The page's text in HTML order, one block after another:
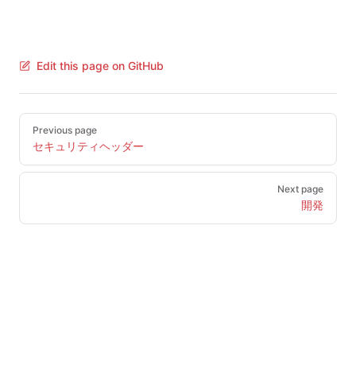
Edit this page on GitHub
Pager
Previous page
セキュリティヘッダー
Next page
開発